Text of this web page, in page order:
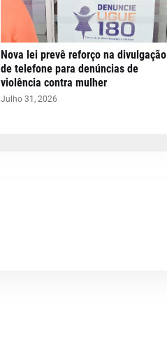
Nova lei prevê reforço na divulgação
de telefone para denúncias de
violência contra mulher
Julho 31, 2026